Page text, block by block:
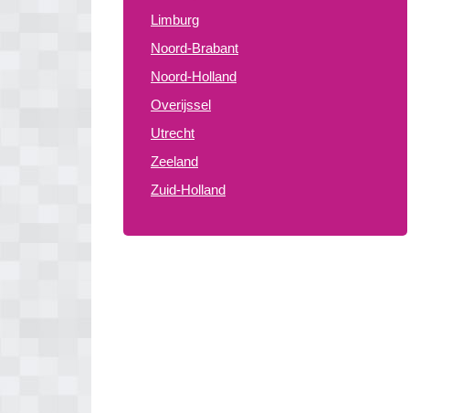
Limburg
Noord-Brabant
Noord-Holland
Overijssel
Utrecht
Zeeland
Zuid-Holland